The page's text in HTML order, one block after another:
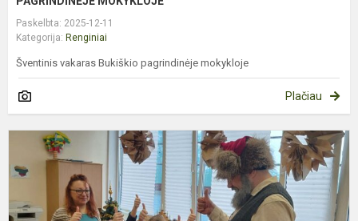
Paskelbta: 2025-12-11
Kategorija: Renginiai
Šventinis vakaras Bukiškio pagrindinėje mokykloje
Plačiau